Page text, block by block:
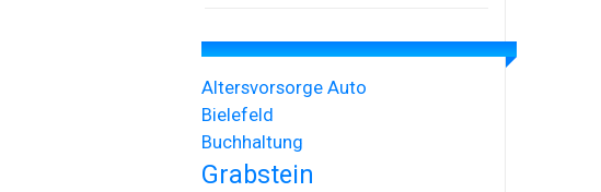
Altersvorsorge Auto
Bielefeld
Buchhaltung
Grabstein